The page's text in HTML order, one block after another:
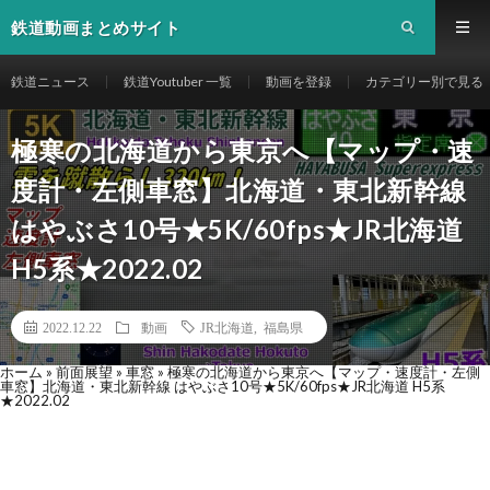
鉄道動画まとめサイト
鉄道ニュース 鉄道Youtuber 一覧 動画を登録 カテゴリー別で見る
極寒の北海道から東京へ【マップ・速
度計・左側車窓】北海道・東北新幹線
はやぶさ10号★5K/60fps★JR北海道
H5系★2022.02
2022.12.22 動画 JR北海道 福島県
ホーム » 前面展望 » 車窓 » 極寒の北海道から東京へ【マップ・速度計・左側
車窓】北海道・東北新幹線 はやぶさ10号★5K/60fps★JR北海道 H5系
★2022.02